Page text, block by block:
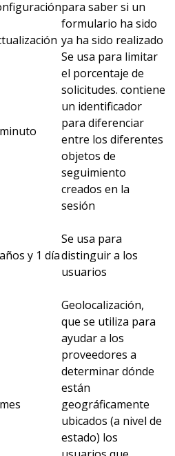
para saber si un
formulario ha sido
ya ha sido realizado
Se usa para limitar
el porcentaje de
solicitudes. contiene
un identificador
para diferenciar
entre los diferentes
objetos de
seguimiento
creados en la
sesión
y 1 día
Se usa para
distinguir a los
usuarios
Geolocalización,
que se utiliza para
ayudar a los
proveedores a
determinar dónde
están
geográficamente
ubicados (a nivel de
estado) los